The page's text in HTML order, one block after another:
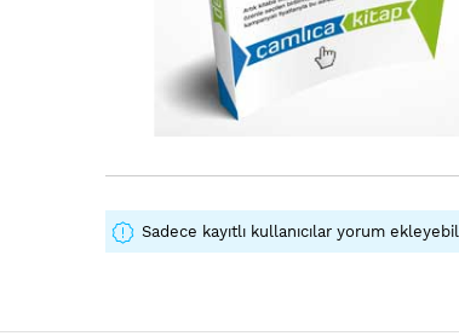
Sadece kayıtlı kullanıcılar yorum